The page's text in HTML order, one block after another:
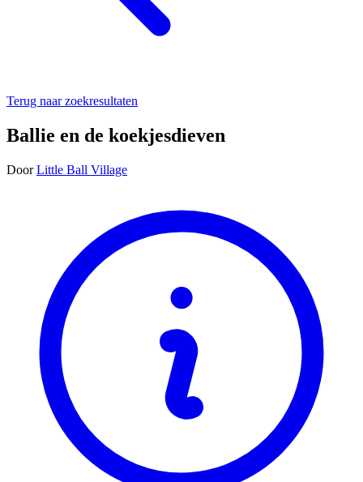
Terug naar zoekresultaten
Ballie en de koekjesdieven
Door Little Ball Village